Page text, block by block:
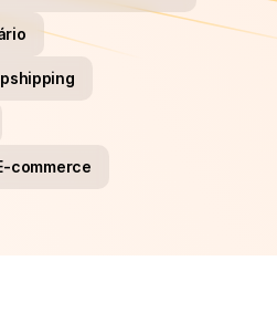
commerce